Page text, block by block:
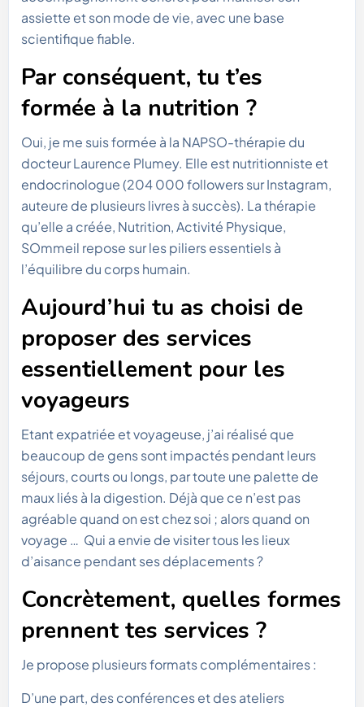
assiette et son mode de vie, avec une base
scientifique fiable.
Par conséquent, tu t’es
formée à la nutrition ?
Oui, je me suis formée à la NAPSO-thérapie du
docteur Laurence Plumey. Elle est nutritionniste et
endocrinologue (204 000 followers sur Instagram,
auteure de plusieurs livres à succès). La thérapie
qu’elle a créée, Nutrition, Activité Physique,
SOmmeil repose sur les piliers essentiels à
l’équilibre du corps humain.
Aujourd’hui tu as choisi de
proposer des services
essentiellement pour les
voyageurs
Etant expatriée et voyageuse, j’ai réalisé que
beaucoup de gens sont impactés pendant leurs
séjours, courts ou longs, par toute une palette de
maux liés à la digestion. Déjà que ce n’est pas
agréable quand on est chez soi ; alors quand on
voyage … Qui a envie de visiter tous les lieux
d’aisance pendant ses déplacements ?
Concrètement, quelles formes
prennent tes services ?
Je propose plusieurs formats complémentaires :
D’une part, des conférences et des ateliers